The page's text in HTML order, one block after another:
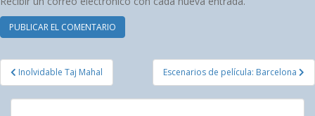
Navegación
de
entradas
Inolvidable Taj Mahal Escenarios de película: Barcelona